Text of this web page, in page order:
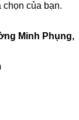
của bạn.
Minh Phụng,